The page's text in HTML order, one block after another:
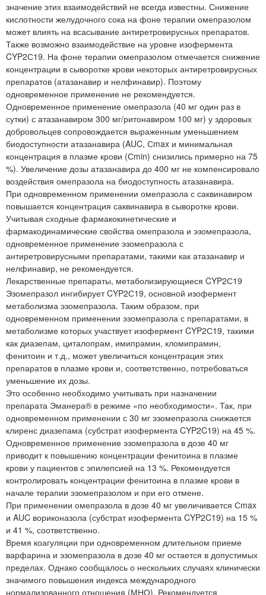
значение этих взаимодействий не всегда известны. Снижение
кислотности желудочного сока на фоне терапии омепразолом
может влиять на всасывание антиретровирусных препаратов.
Также возможно взаимодействие на уровне изофермента
CYP2С19. На фоне терапии омепразолом отмечается снижение
концентрации в сыворотке крови некоторых антиретровирусных
препаратов (атазанавир и нелфинавир). Поэтому
одновременное применение не рекомендуется.
Одновременное применение омепразола (40 мг один раз в
сутки) с атазанавиром 300 мг/ритонавиром 100 мг) у здоровых
добровольцев сопровождается выраженным уменьшением
биодоступности атазанавира (AUC, Сmax и минимальная
концентрация в плазме крови (Сmin) снизились примерно на 75
%). Увеличение дозы атазанавира до 400 мг не компенсировало
воздействия омепразола на биодоступность атазанавира.
При одновременном применении омепразола с саквинавиром
повышается концентрация саквинавира в сыворотке крови.
Учитывая сходные фармакокинетические и
фармакодинамические свойства омепразола и эзомепразола,
одновременное применение эзомепразола с
антиретровирусными препаратами, такими как атазанавир и
нелфинавир, не рекомендуется.
Лекарственные препараты, метаболизирующиеся CYP2С19
Эзомепразол ингибирует CYP2С19, основной изофермент
метаболизма эзомепразола. Таким образом, при
одновременном применении эзомепразола с препаратами, в
метаболизме которых участвует изофермент CYP2С19, такими
как диазепам, циталопрам, имипрамин, кломипрамин,
фенитоин и т.д., может увеличиться концентрация этих
препаратов в плазме крови и, соответственно, потребоваться
уменьшение их дозы.
Это особенно необходимо учитывать при назначении
препарата Эманера® в режиме «по необходимости». Так, при
одновременном применении с 30 мг эзомепразола снижается
клиренс диазепама (субстрат изофермента CYP2C19) на 45 %.
Одновременное применение эзомепразола в дозе 40 мг
приводит к повышению концентрации фенитоина в плазме
крови у пациентов с эпилепсией на 13 %. Рекомендуется
контролировать концентрации фенитоина в плазме крови в
начале терапии эзомепразолом и при его отмене.
При применении омепразола в дозе 40 мг увеличивается Сmax
и AUC вориконазола (субстрат изофермента CYP2C19) на 15 %
и 41 %, соответственно.
Время коагуляции при одновременном длительном приеме
варфарина и эзомепразола в дозе 40 мг остается в допустимых
пределах. Однако сообщалось о нескольких случаях клинически
значимого повышения индекса международного
нормализованного отношения (МНО). Рекомендуется